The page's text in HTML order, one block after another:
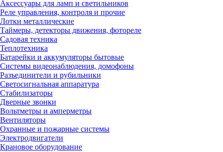
Аксессуары для ламп и светильников
Реле управления, контроля и прочие
Лотки металлические
Таймеры, детекторы движения, фотореле
Садовая техника
Теплотехника
Батарейки и аккумуляторы бытовые
Системы видеонаблюдения, домофоны
Разъединители и рубильники
Светосигнальная аппаратура
Стабилизаторы
Дверные звонки
Вольтметры и амперметры
Вентиляторы
Охранные и пожарные системы
Электродвигатели
Крановое оборудование